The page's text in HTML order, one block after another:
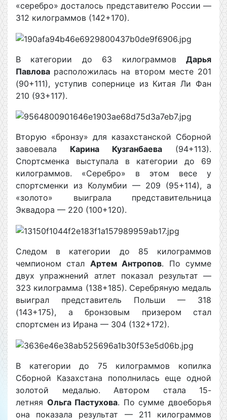
«серебро» досталось представителю России —
312 килограммов (142+170).
В категории до 63 килограммов Дарья
Павлова расположилась на втором месте 201
(90+111), уступив сопернице из Китая Ли Фан
210 (93+117).
Вторую «бронзу» для казахстанской Сборной
завоевала Карина Кузганбаева (94+113).
Спортсменка выступала в категории до 69
килограммов. «Серебро» в этом весе у
спортсменки из Колумбии — 209 (95+114), а
«золото» выиграла представительница
Эквадора — 220 (100+120).
Следом в категории до 85 килограммов
чемпионом стал Артем Антропов. По сумме
двух упражнений атлет показал результат —
323 килограмма (138+185). Серебряную медаль
выиграл представитель Польши — 318
(143+175), а бронзовым призером стал
спортсмен из Ирана — 304 (132+172).
В категории до 75 килограммов копилка
Сборной Казахстана пополнилась еще одной
золотой медалью. Автором стала 15-
летняя Ольга Пастухова. По сумме двоеборья
она показала результат — 211 килограммов